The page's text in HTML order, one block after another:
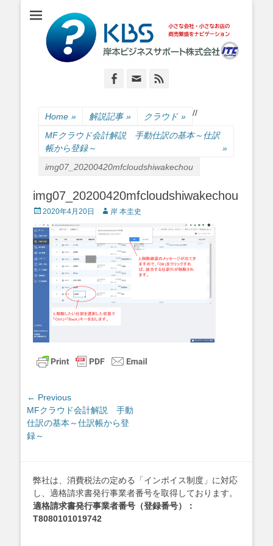
岸本ビジネスサポ
ート株式会社
小さな会社・小さなお店のIT経営をナビゲーション
Facebook
Email
Home » 解説記事 » /
クラウド » /
MFクラウド会計解説 手動仕訳の基本～仕訳
帳から登録～
»
img07_20200420mfcloudshiwakechou
img07_20200420mfcloudshiwakechou
Posted
2020年4月20日 Author
岸 本圭史
投
稿
ナ
ビ
シ
ョ
ン
← Previous
Previous
post:
MFクラウド会計解説 手動
仕訳の基本～仕訳帳から登
録～
弊社は、消費税法の定める「インボイス制度」に対応
し、適格請求書発行事業者番号を取得しております。
適格請求書発行事業者番号（登録番号）：
T8080101019742